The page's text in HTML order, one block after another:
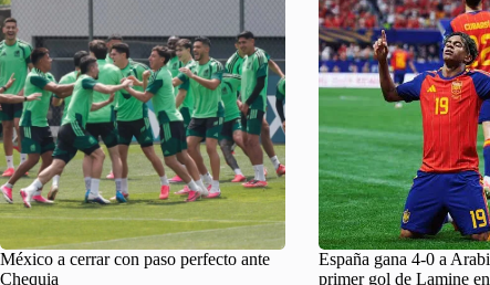
México a cerrar con paso perfecto ante
Chequia
España gana 4-0 a
primer gol de Lamine